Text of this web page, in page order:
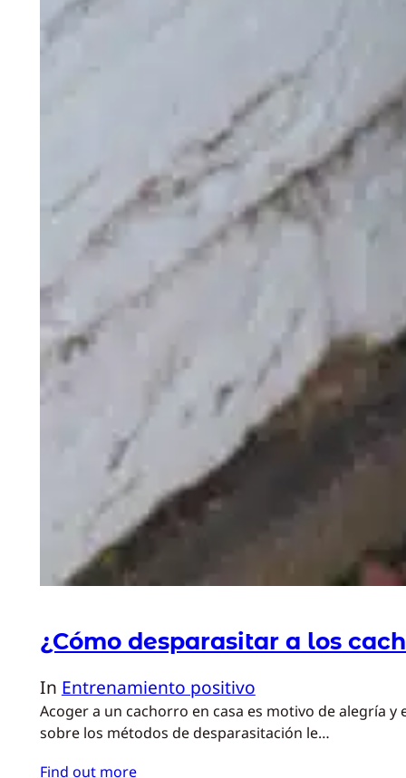
¿Cómo desparasitar a los
In Entrenamiento positivo
Acoger a un cachorro en casa es motivo de alegría
sobre los métodos de desparasitación le…
Find out more